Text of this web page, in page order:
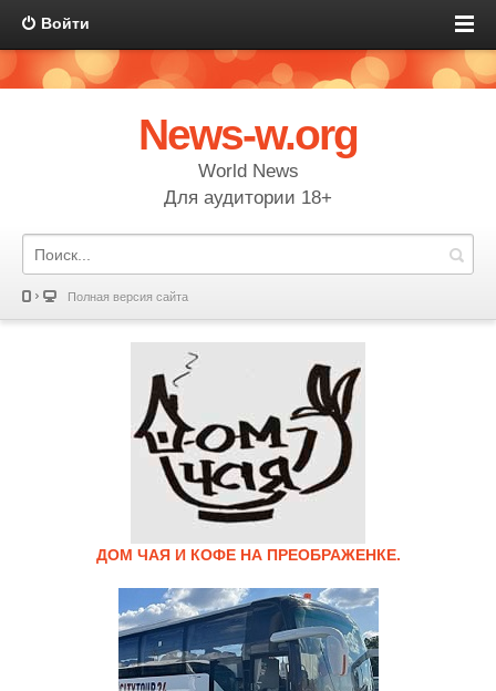
Войти
News-w.org
World News
Для аудитории 18+
Полная версия сайта
ДОМ ЧАЯ И КОФЕ НА ПРЕОБРАЖЕНКЕ.